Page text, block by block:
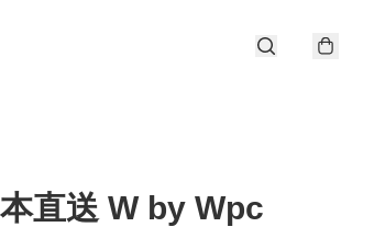
直送 W by Wpc